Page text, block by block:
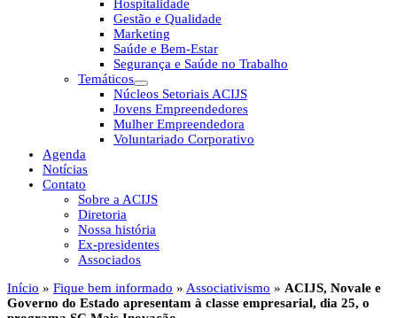
Hospitalidade
Gestão e Qualidade
Marketing
Saúde e Bem-Estar
Segurança e Saúde no Trabalho
Temáticos
Núcleos Setoriais ACIJS
Jovens Empreendedores
Mulher Empreendedora
Voluntariado Corporativo
Agenda
Notícias
Contato
Sobre a ACIJS
Diretoria
Nossa história
Ex-presidentes
Associados
Início » Fique bem informado » Associativismo » ACIJS, Novale e
Governo do Estado apresentam à classe empresarial, dia 25, o